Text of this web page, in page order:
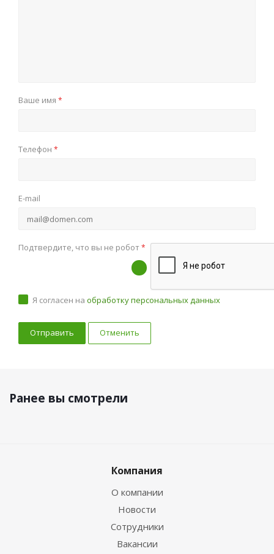
Ваше имя *
Телефон *
E-mail
Подтвердите, что вы не робот*
Я согласен на обработку персональных данных
Отменить
Ранее вы смотрели
Компания
О компании
Новости
Сотрудники
Вакансии